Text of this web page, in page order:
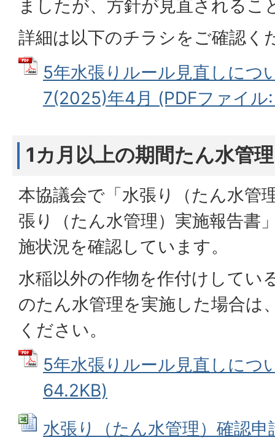
ましたが、方針が見直されるこ
詳細は以下のチラシをご確認く
5年水張りルール見直しにつ
7(2025)年4月 (PDFファイル
1カ月以上の期間たん水管
本協議会で「水張り（たん水管
張り（たん水管理）実施報告書
施状況を確認しています。
水稲以外の作物を作付けしてい
のたん水管理を実施した場合は
ください。
5年水張りルール見直しにつ
64.2KB)
水張り（たん水管理）確認